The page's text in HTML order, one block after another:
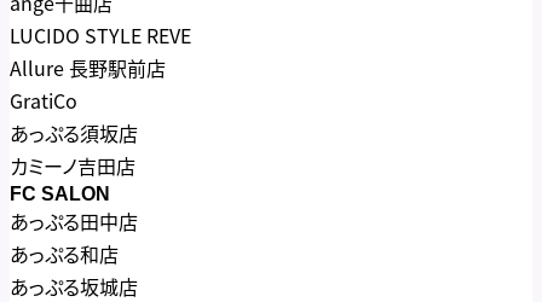
LUCIDO STYLE REVE
Allure 長野駅前店
GratiCo
あっぷる須坂店
カミーノ吉田店
FC SALON
あっぷる田中店
あっぷる和店
あっぷる坂城店